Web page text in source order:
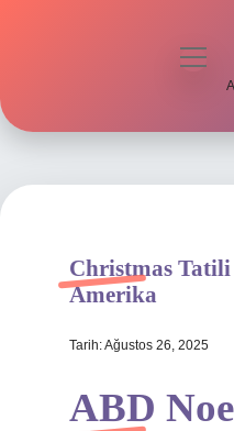
Hakkımızda
Christmas
Amerika
Tarih: Ağustos 26, 2025
ABD